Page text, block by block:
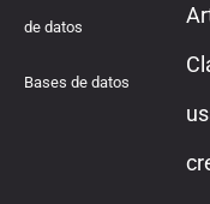
de datos
Bases de datos